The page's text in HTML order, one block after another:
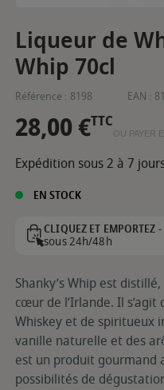
Liqueur de
Whip 70cl
Référence : 8198 EAN :
28,00 €TTC
OU PAYER
Expédition sous 2 à 7
EN STOCK
CLIQUEZ ET EMPORTEZ -
sous 24h/48h
Shanky’s Whip est
cœur de l’Irlande. Il s’agit
Whiskey et de spiritueux
vanille naturelle et des
est un produit gourmand
possibilités de